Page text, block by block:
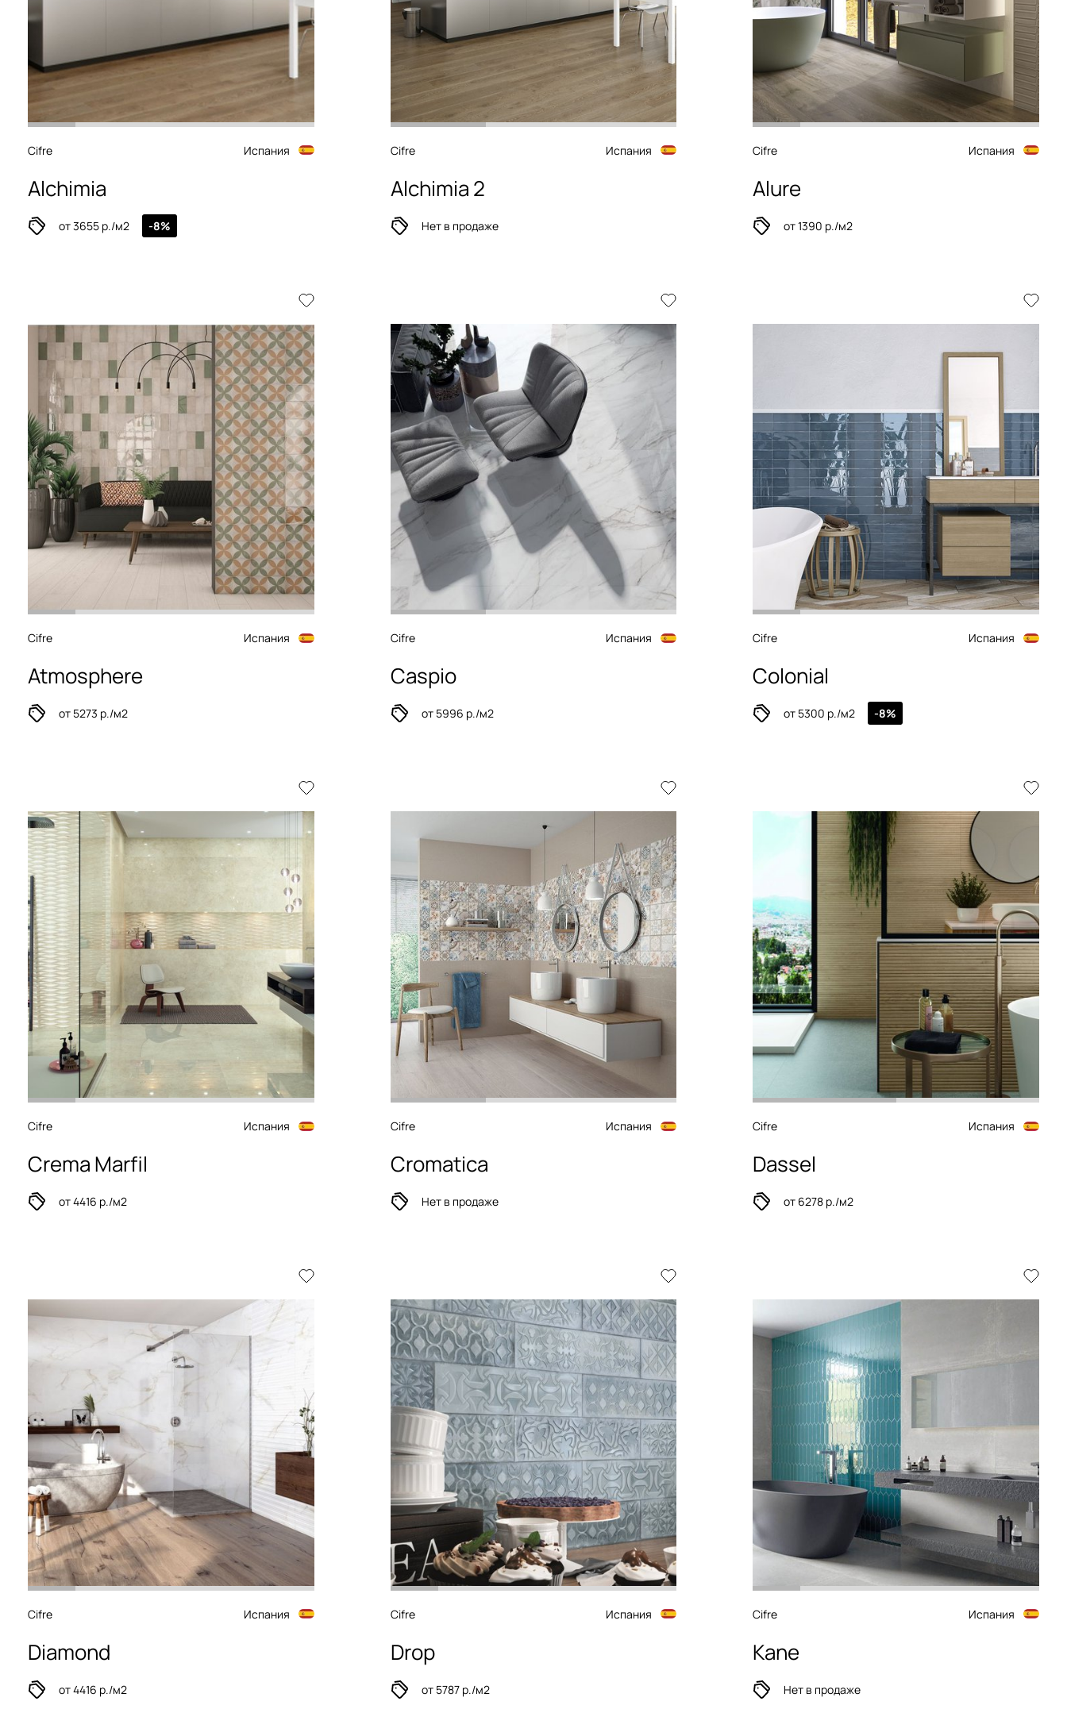
Cifre Испания
Alchimia
от 3655 р./м2 -8%
Cifre Испания
Alchimia 2
Нет в продаже
Cifre Испания
Alure
от 1390 р./м2
Cifre Испания
Atmosphere
от 5273 р./м2
Cifre Испания
Caspio
от 5996 р./м2
Cifre Испания
Colonial
от 5300 р./м2 -8%
Cifre Испания
Crema Marfil
от 4416 р./м2
Cifre Испания
Cromatica
Нет в продаже
Cifre Испания
Dassel
от 6278 р./м2
Cifre Испания
Diamond
от 4416 р./м2
Cifre Испания
Drop
от 5787 р./м2
Cifre Испания
Kane
Нет в продаже